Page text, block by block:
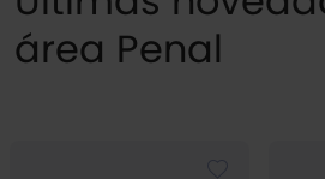
área Penal